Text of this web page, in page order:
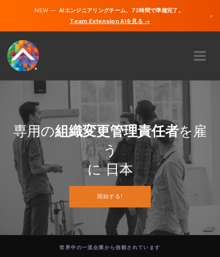
NEW —AIエンジニアリングチーム、72時間で準備完了。
Team Extension AIを見る →
×
どのように機能するのですか？
キャリア
雇う
日本
開始する
専用の組織変更管理責任者を雇
う
に 日本
開始する!
世界中の一流企業から信頼されています